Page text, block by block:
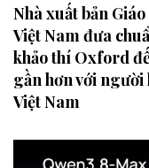
Nhà xuất bản
Việt Nam đưa
khảo thí Oxford
gần hơn với người
Việt Nam